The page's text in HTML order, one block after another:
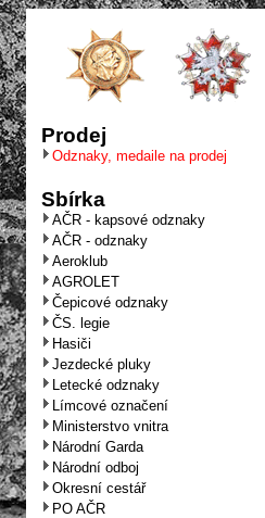
Prodej
Odznaky, medaile na prodej
Sbírka
AČR - kapsové odznaky
AČR - odznaky
Aeroklub
AGROLET
Čepicové odznaky
ČS. legie
Hasiči
Jezdecké pluky
Letecké odznaky
Límcové označení
Ministerstvo vnitra
Národní Garda
Národní odboj
Okresní cestář
PO AČR